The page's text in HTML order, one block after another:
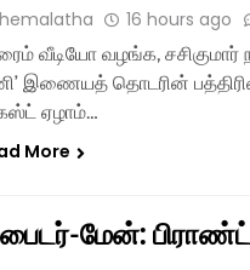
hemalatha 16 hours ago
வீடியோ வழங்க, சசிகுமார்
இணையத் தொடரின்
ஏழாம்…
More
மேன்: பிராண்ட்